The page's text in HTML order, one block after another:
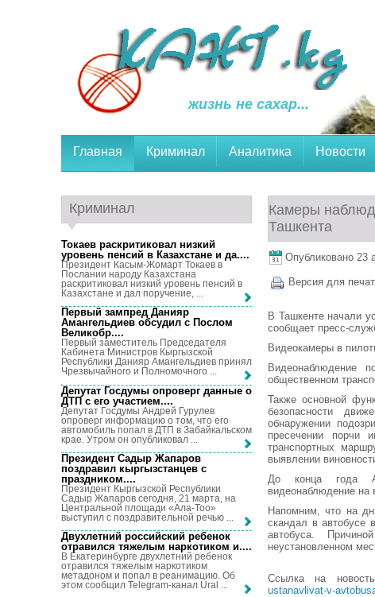
жизнь не сахар...
Главная Криминал Аналитика Новости
Камеры
Ташкента
Опубликовано 23
Версия для
В Ташкенте начали
сообщает пресс-
Видеокамеры в
Видеонаблюдение
общественном
Также основной
безопасности
обнаружении
пресечении порчи
транспортных
выявлении
До конца года АО
видеонаблюдение на
Напомним, что на
скандал в автобусе
автобуса.
неустановленном
Ссылка на
ustanavlivat-v-
Криминал
Токаев раскритиковал низкий
уровень пенсий в Казахстане и да....
Президент Касым-Жомарт Токаев в
Послании народу Казахстана
раскритиковал низкий уровень пенсий в
Казахстане и дал поручение, ...
Первый зампред Данияр
Амангельдиев обсудил с Послом
Великобр....
Первый заместитель Председателя
Кабинета Министров Кыргызской
Республики Данияр Амангельдиев принял
Чрезвычайного и Полномочного ...
Депутат Госдумы опроверг данные о
ДТП с его участием....
Депутат Госдумы Андрей Гурулев
опроверг информацию о том, что его
автомобиль попал в ДТП в Забайкальском
крае. Утром он опубликовал ...
Президент Садыр Жапаров
поздравил кыргызстанцев с
праздником....
Президент Кыргызской Республики
Садыр Жапаров сегодня, 21 марта, на
Центральной площади «Ала-Тоо»
выступил с поздравительной речью ...
Двухлетний российский ребенок
отравился тяжелым наркотиком и....
В Екатеринбурге двухлетний ребенок
отравился тяжелым наркотиком
метадоном и попал в реанимацию. Об
этом сообщил Telegram-канал Ural ...